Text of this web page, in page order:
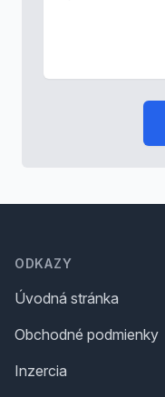
ODKAZY
Úvodná stránka
Obchodné podmienky
Inzercia